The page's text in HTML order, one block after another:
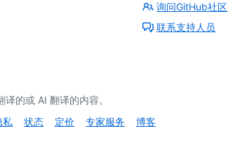
询问GitHub社区
联系支持人员
的或 AI 翻译的内容。
私 状态 定价 专家服务 博客